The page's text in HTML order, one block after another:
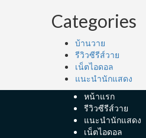
Categories
บ้านวาย
รีวิวซีรีส์วาย
เน็ตไอดอล
แนะนำนักแสดง
หน้าแรก
รีวิวซีรีส์วาย
แนะนำนักแสดง
เน็ตไอดอล